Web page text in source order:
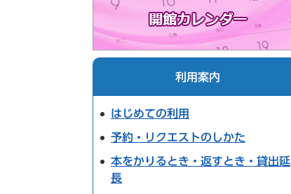
利用案内
はじめての利用
予約・リクエストのしかた
本をかりるとき・返すとき・貸出延
長